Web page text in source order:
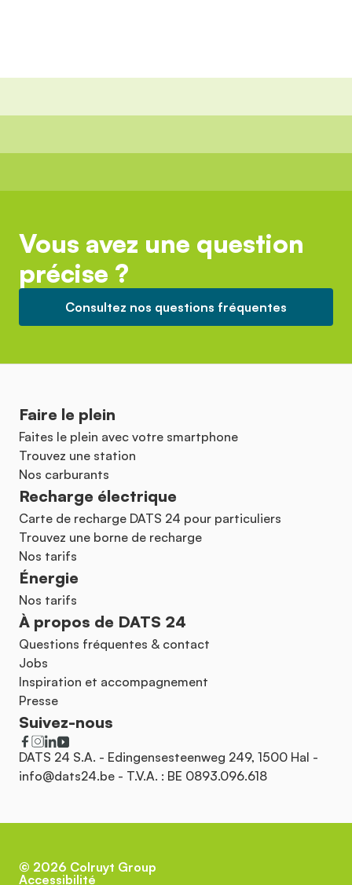
Vous avez une question
précise ?
Consultez nos questions fréquentes
Faire le plein
Faites le plein avec votre smartphone
Trouvez une station
Nos carburants
Recharge électrique
Carte de recharge DATS 24 pour particuliers
Trouvez une borne de recharge
Nos tarifs
Énergie
Nos tarifs
À propos de DATS 24
Questions fréquentes & contact
Jobs
Inspiration et accompagnement
Presse
Suivez-nous
DATS 24 S.A. - Edingensesteenweg 249, 1500 Hal -
info@dats24.be - T.V.A. : BE 0893.096.618
© 2026 Colruyt Group
Accessibilité